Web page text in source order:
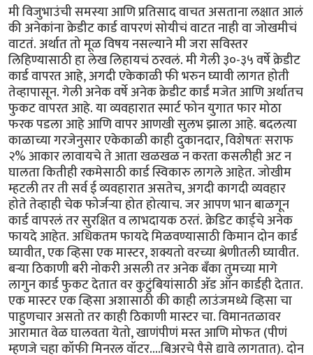
मी विजुभाउंची समस्या आणि प्रतिसाद वाचत असताना लक्षात आलं
की अनेकांना क्रेडीट कार्ड वापरणं सोयीचं वाटत नाही वा जोखमीचं
वाटतं. अर्थात तो मूळ विषय नसल्याने मी जरा सविस्तर
लिहिण्यासाठी हा लेख लिहायचं ठरवलं. मी गेली ३०-३५ वर्षे क्रेडीट
कार्ड वापरत आहे, अगदी एकेकाळी फी भरुन घ्यावी लागत होती
तेव्हापासून. गेली अनेक वर्षे अनेक क्रेडीट कार्डं मजेत आणि अर्थातच
फुकट वापरत आहे. या व्यवहारात स्मार्ट फोन युगात फार मोठा
फरक पडला आहे आणि वापर आणखी सुलभ झाला आहे. बदलत्या
काळाच्या गरजेनुसार एकेकाळी काही दुकानदार, विशेषतः सराफ
२% आकार लावायचे ते आता खळखळ न करता कसलीही अट न
घालता कितीही रकमेसाठी कार्ड स्विकारु लागले आहेत. जोखीम
म्हटली तर ती सर्व ई व्यवहारात असतेच, अगदी कागदी व्यवहार
होते तेव्हाही चेक फोर्जर्‍या होत होत्याच. जर आपण भान बाळगून
कार्ड वापरलं तर सुरक्षित व लाभदायक ठरतं. क्रेडिट कार्ड्चे अनेक
फायदे आहेत. अधिकतम फायदे मिळवण्यासाठी किमान दोन कार्ड
घ्यावीत, एक व्हिसा एक मास्टर, शक्यतो वरच्या श्रेणीतली घ्यावीत.
बर्‍या ठिकाणी बरी नोकरी असली तर अनेक बँका तुमच्या मागे
लागुन कार्ड फुकट देतात वर कुटुंबियांसाठी अ‍ॅड ऑन कार्डही देतात.
एक मास्टर एक व्हिसा अशासाठी की काही लाउंजमध्ये व्हिसा चा
पाहुणचार असतो तर काही ठिकाणी मास्टर चा. विमानतळावर
आरामात वेळ घालवता येतो, खाणंपीणं मस्त आणि मोफत (पीणं
म्हणजे चहा कॉफी मिनरल वॉटर....बिअरचे पैसे द्यावे लागतात). दोन